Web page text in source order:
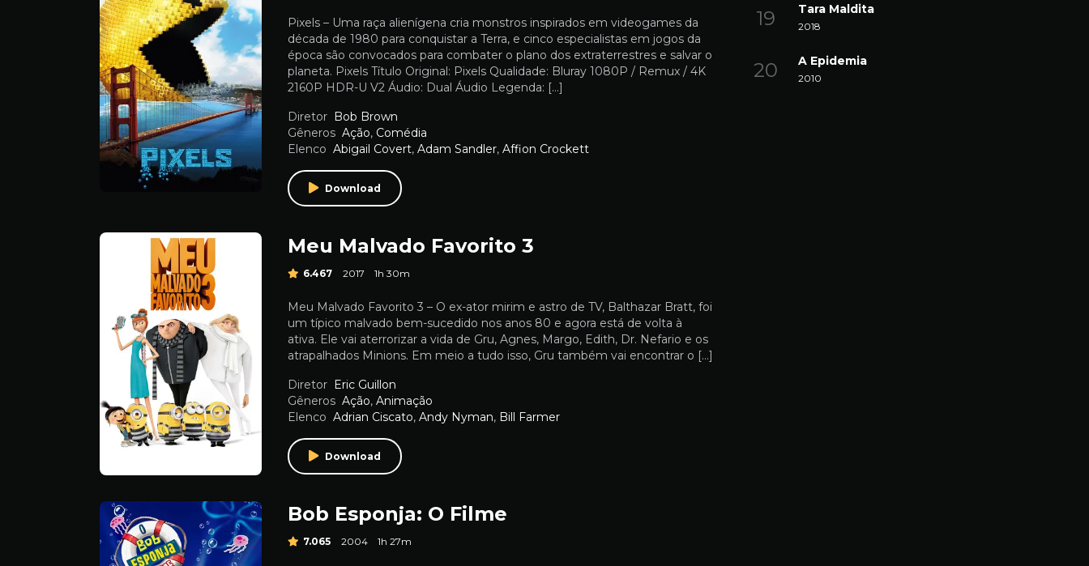
Pixels – Uma raça alienígena cria monstros inspirados em videogames da
década de 1980 para conquistar a Terra, e cinco especialistas em jogos da
época são convocados para combater o plano dos extraterrestres e salvar o
planeta. Pixels Título Original: Pixels Qualidade: Bluray 1080P / Remux / 4K
2160P HDR-U V2 Áudio: Dual Áudio Legenda: […]
Diretor Bob Brown
Gêneros Ação, Comédia
Elenco Abigail Covert, Adam Sandler, Affion Crockett
Download
Meu Malvado Favorito 3
6.467 2017 1h 30m
Meu Malvado Favorito 3 – O ex-ator mirim e astro de TV, Balthazar Bratt, foi
um típico malvado bem-sucedido nos anos 80 e agora está de volta à
ativa. Ele vai aterrorizar a vida de Gru, Agnes, Margo, Edith, Dr. Nefario e os
atrapalhados Minions. Em meio a tudo isso, Gru também vai encontrar o […]
Diretor Eric Guillon
Gêneros Ação, Animação
Elenco Adrian Ciscato, Andy Nyman, Bill Farmer
Download
Bob Esponja: O Filme
7.065 2004 1h 27m
Tara Maldita
2018
A Epidemia
2010